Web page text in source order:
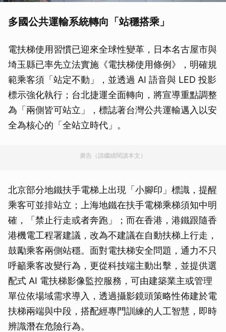
多國公共運輸系統轉向「站穩搭乘」
電扶梯使用習慣已迎來全球性變革，日本名古屋市與
埼玉縣已率先立法實施《電扶梯使用條例》，明確規
範乘客須「站定不動」，並透過 AI 語音與 LED 投影
標示強化執行；台北捷運全面轉向，將宣導重點調整
為「兩側皆可站立」，標誌著台灣公共運輸邁入以安
全為核心的「全站立時代」。
廣告（請繼續閱讀本文）
北京部分地鐵扶手電梯上出現「小腳印」標識，提醒
乘客可並排站立；上海地鐵在扶手電梯乘梯須知中明
確，「禁止行走或者奔跑」；而在香港，港鐵跟隨香
港機電工程署建議，改為不建議在自動扶梯上行走，
鼓勵乘客兩側站穩。面對電扶梯安全問題，通力不只
呼籲乘客改變行為，更從科技端主動出擊，並提供選
配式 AI 電扶梯影像監控服務，可由建築業主或管理
單位依場域需求導入，透過攝影鏡頭策略性佈建於電
扶梯兩端與中段，搭配經專門訓練的人工智慧，即時
辨識潛在危險行為。